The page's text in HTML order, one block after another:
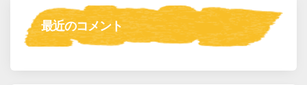
最近のコメント